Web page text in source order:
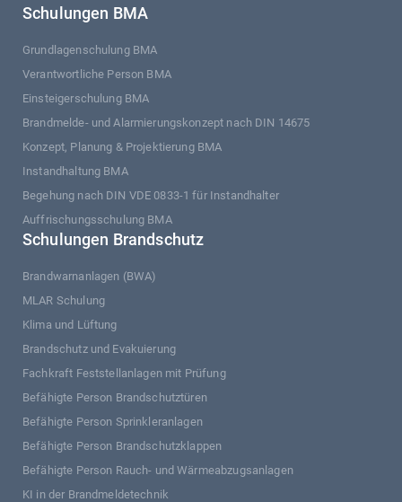
Schulungen BMA
Grundlagenschulung BMA
Verantwortliche Person BMA
Einsteigerschulung BMA
Brandmelde- und Alarmierungskonzept nach DIN 14675
Konzept, Planung & Projektierung BMA
Instandhaltung BMA
Begehung nach DIN VDE 0833-1 für Instandhalter
Auffrischungsschulung BMA
Schulungen Brandschutz
Brandwarnanlagen (BWA)
MLAR Schulung
Klima und Lüftung
Brandschutz und Evakuierung
Fachkraft Feststellanlagen mit Prüfung
Befähigte Person Brandschutztüren
Befähigte Person Sprinkleranlagen
Befähigte Person Brandschutzklappen
Befähigte Person Rauch- und Wärmeabzugsanlagen
KI in der Brandmeldetechnik